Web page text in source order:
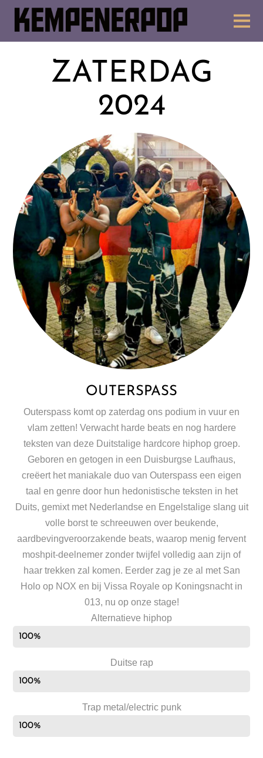
ZATERDAG
2024
OUTERSPASS
Outerspass komt op zaterdag ons podium in vuur en
vlam zetten! Verwacht harde beats en nog hardere
teksten van deze Duitstalige hardcore hiphop groep.
Geboren en getogen in een Duisburgse Laufhaus,
creëert het maniakale duo van Outerspass een eigen
taal en genre door hun hedonistische teksten in het
Duits, gemixt met Nederlandse en Engelstalige slang uit
volle borst te schreeuwen over beukende,
aardbevingveroorzakende beats, waarop menig fervent
moshpit-deelnemer zonder twijfel volledig aan zijn of
haar trekken zal komen. Eerder zag je ze al met San
Holo op NOX en bij Vissa Royale op Koningsnacht in
013, nu op onze stage!
Alternatieve hiphop
100%
Duitse rap
100%
Trap metal/electric punk
100%